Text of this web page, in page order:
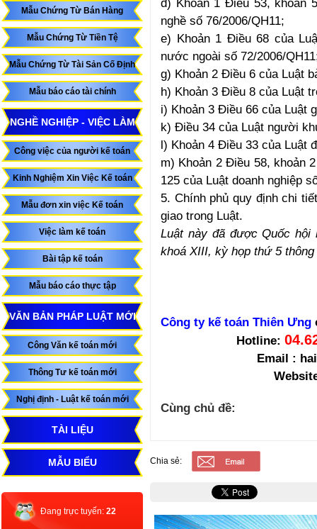
Mẫu Chứng Từ Bán Hàng
Mẫu Chứng Từ Tiền Tệ
Mẫu Chứng Từ Tài Sản Cố Định
Mẫu báo cáo tài chính
NGHỀ NGHIỆP - VIỆC LÀM
Công việc của người kế toán
Kinh Nghiệm Xin Việc Kế toán
Mẫu đơn xin việc Kế toán
Việc làm kế toán
Bài tập kế toán
Mẫu báo cáo thực tập
VĂN BẢN PHÁP LUẬT MỚI
Công Văn kế toán mới
Thông Tư kế toán mới
Nghị định - Luật kế toán mới
TÀI LIỆU
MẪU BIỂU
Đang trực tuyến: 22
đ) Khoản 1 Điều 53, khoản
nghề số 76/2006/QH11;
e) Khoản 1 Điều 68 của
nước ngoài số 72/2006/
g) Khoản 2 Điều 6 của Luật
h) Khoản 3 Điều 8 của Luật
i) Khoản 3 Điều 66 của Luật
k) Điều 34 của Luật người
l) Khoản 4 Điều 33 của Luật
m) Khoản 2 Điều 58, khoản
125 của Luật doanh nghiệp
5. Chính phủ quy định chi
giao trong Luật.
Luật này đã được Quốc hội
khoá XIII, kỳ họp thứ 5
Công ty kế toán Thiên Ưng
Hotline:
Email :
Cùng chủ đề:
Chia sẻ: